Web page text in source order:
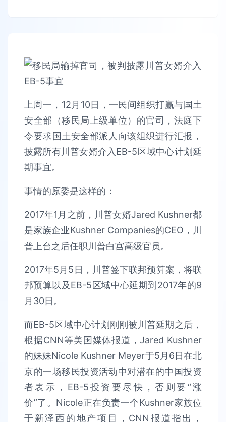
上周一，12月10日，一民间组织打赢与国土
安全部（移民局上级单位）的官司，法庭下
令要求国土安全部派人向该组织进行汇报，
披露所有川普女婿介入EB-5区域中心计划延
期事宜。
事情的原委是这样的：
2017年1月之前，川普女婿Jared Kushner都
是家族企业Kushner Companies的CEO，川
普上台之后任职川普白宫高级官员。
2017年5月5日，川普签下联邦预算案，将联
邦预算以及EB-5区域中心延期到2017年的9
月30日。
而EB-5区域中心计划刚刚被川普延期之后，
根据CNN等美国媒体报道，Jared Kushner
的妹妹Nicole Kushner Meyer于5月6日在北
京的一场移民投资活动中对潜在的中国投资
者表示，EB-5投资要尽快，否则要“涨
价”了。Nicole正在负责一个Kushner家族位
于新泽西的地产项目，CNN报道指出，